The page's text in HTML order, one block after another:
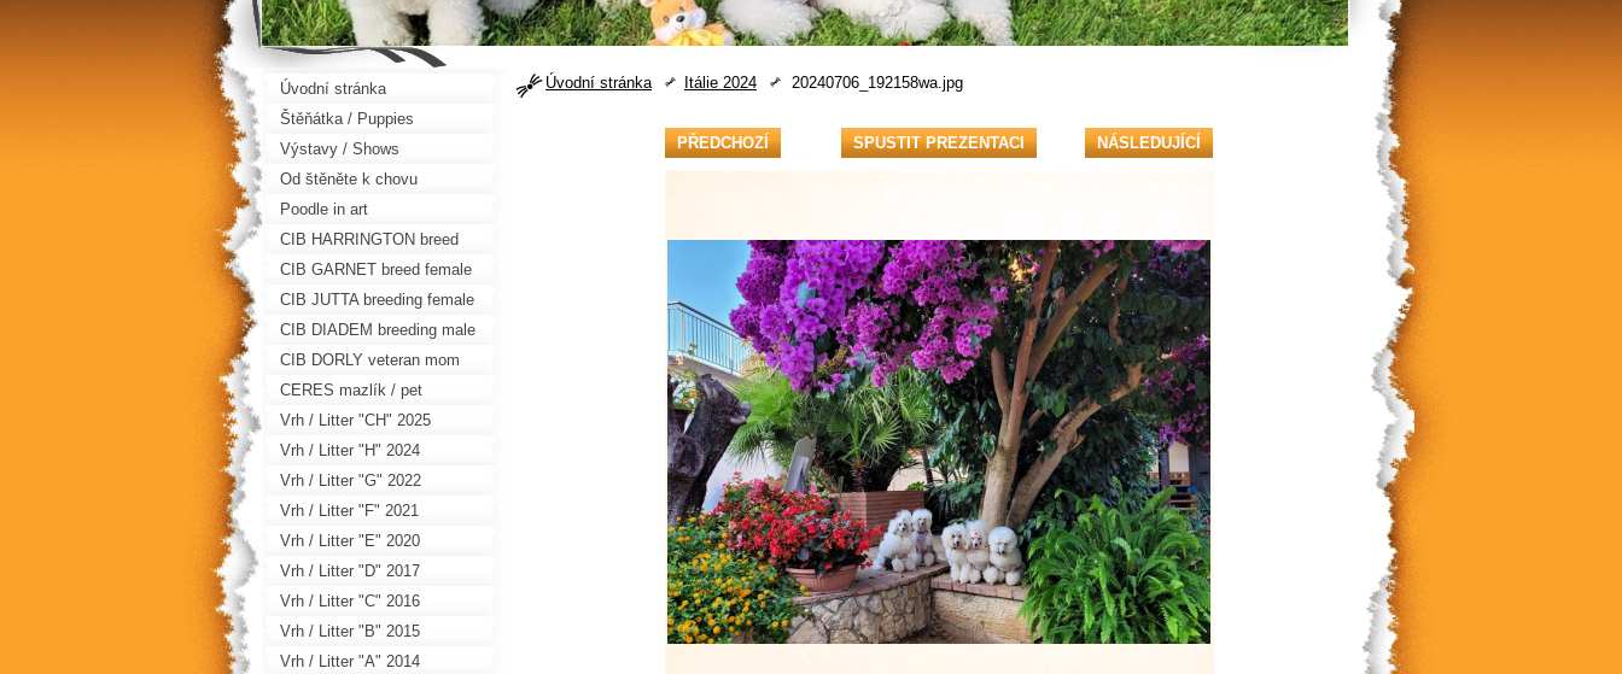
Úvodní stránka Itálie 2024 20240706_192158wa.jpg
PŘEDCHOZÍ SPUSTIT PREZENTACI NÁSLEDUJÍCÍ
Úvodní stránka
Štěňátka / Puppies
Výstavy / Shows
Od štěněte k chovu
Poodle in art
CIB HARRINGTON breed
male
CIB GARNET breed female
CIB JUTTA breeding female
CIB DIADEM breeding male
CIB DORLY veteran mom
CERES mazlík / pet
Vrh / Litter "CH" 2025
Vrh / Litter "H" 2024
Vrh / Litter "G" 2022
Vrh / Litter "F" 2021
Vrh / Litter "E" 2020
Vrh / Litter "D" 2017
Vrh / Litter "C" 2016
Vrh / Litter "B" 2015
Vrh / Litter "A" 2014